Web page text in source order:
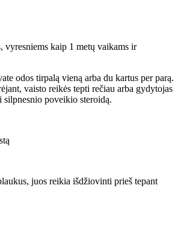
vyresniems kaip 1 metų vaikams ir
odos tirpalą vieną arba du kartus per parą.
vaisto reikės tepti rečiau arba gydytojas
silpnesnio poveikio steroidą.
juos reikia išdžiovinti prieš tepant